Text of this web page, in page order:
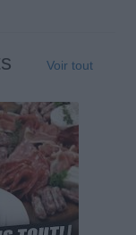
Voir tout